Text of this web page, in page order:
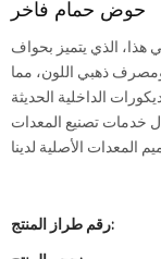
حوض حمام فاخر
هذا، الذي يتميز بحواف
ومصرف ذهبي اللون، مما
خدمات تصنيع المعدات
رقم طراز المنتج: